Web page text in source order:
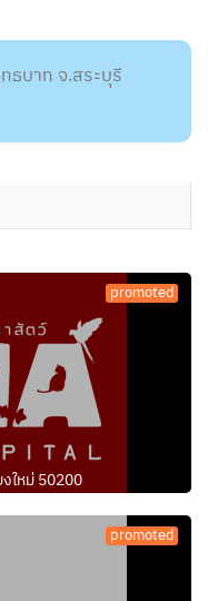
ธบาท จ.สระบุรี
promoted
ใหม่ 50200
promoted